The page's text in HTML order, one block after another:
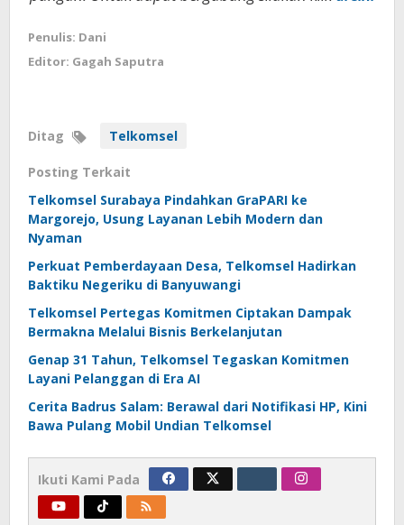
Penulis: Dani
Editor: Gagah Saputra
Ditag Telkomsel
Posting Terkait
Telkomsel Surabaya Pindahkan GraPARI ke
Margorejo, Usung Layanan Lebih Modern dan
Nyaman
Perkuat Pemberdayaan Desa, Telkomsel Hadirkan
Baktiku Negeriku di Banyuwangi
Telkomsel Pertegas Komitmen Ciptakan Dampak
Bermakna Melalui Bisnis Berkelanjutan
Genap 31 Tahun, Telkomsel Tegaskan Komitmen
Layani Pelanggan di Era AI
Cerita Badrus Salam: Berawal dari Notifikasi HP, Kini
Bawa Pulang Mobil Undian Telkomsel
Ikuti Kami Pada